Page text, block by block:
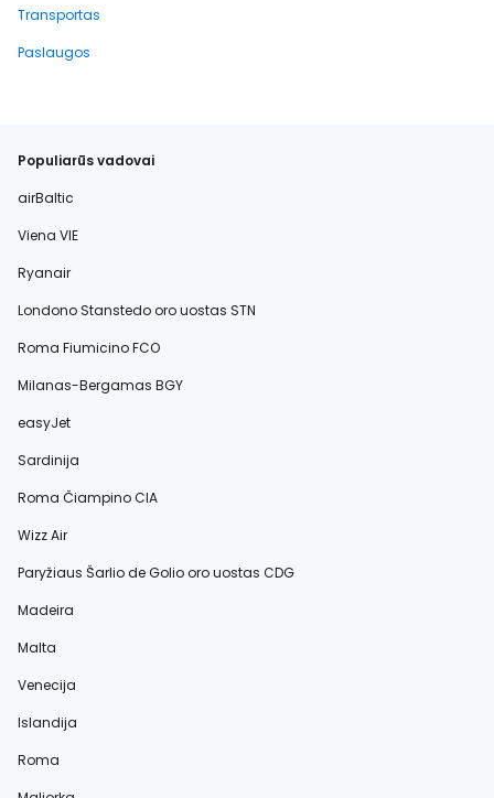
Transportas
Paslaugos
Populiarūs vadovai
airBaltic
Viena VIE
Ryanair
Londono Stanstedo oro uostas STN
Roma Fiumicino FCO
Milanas-Bergamas BGY
easyJet
Sardinija
Roma Čiampino CIA
Wizz Air
Paryžiaus Šarlio de Golio oro uostas CDG
Madeira
Malta
Venecija
Islandija
Roma